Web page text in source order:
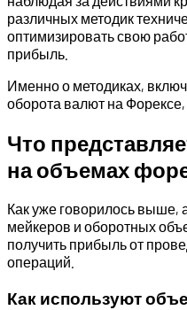
различных методик
оптимизировать свою
прибыль.
Именно о методиках,
оборота валют на Форексе,
Что
на объемах
Как уже говорилось выше,
мейкеров и оборотных
получить прибыль от
операций.
Как используют